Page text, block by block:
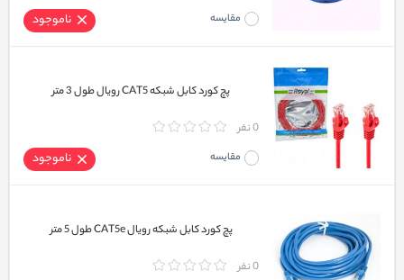
مقایسه ناموجود
پچ کورد کابل شبکه CAT5 رویال طول 3 متر
0 نفر
مقایسه ناموجود
پچ کورد کابل شبکه رویال CAT5e طول 5 متر
0 نفر